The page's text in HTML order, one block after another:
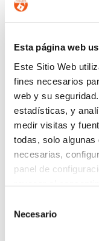
Esta página web
Este Sitio Web
fines necesarios
web y su
estadísticas, y
medir visitas y
todas, solo
necesarias,
panel de
consultar nuestra
Necesario
CURSOS
DE